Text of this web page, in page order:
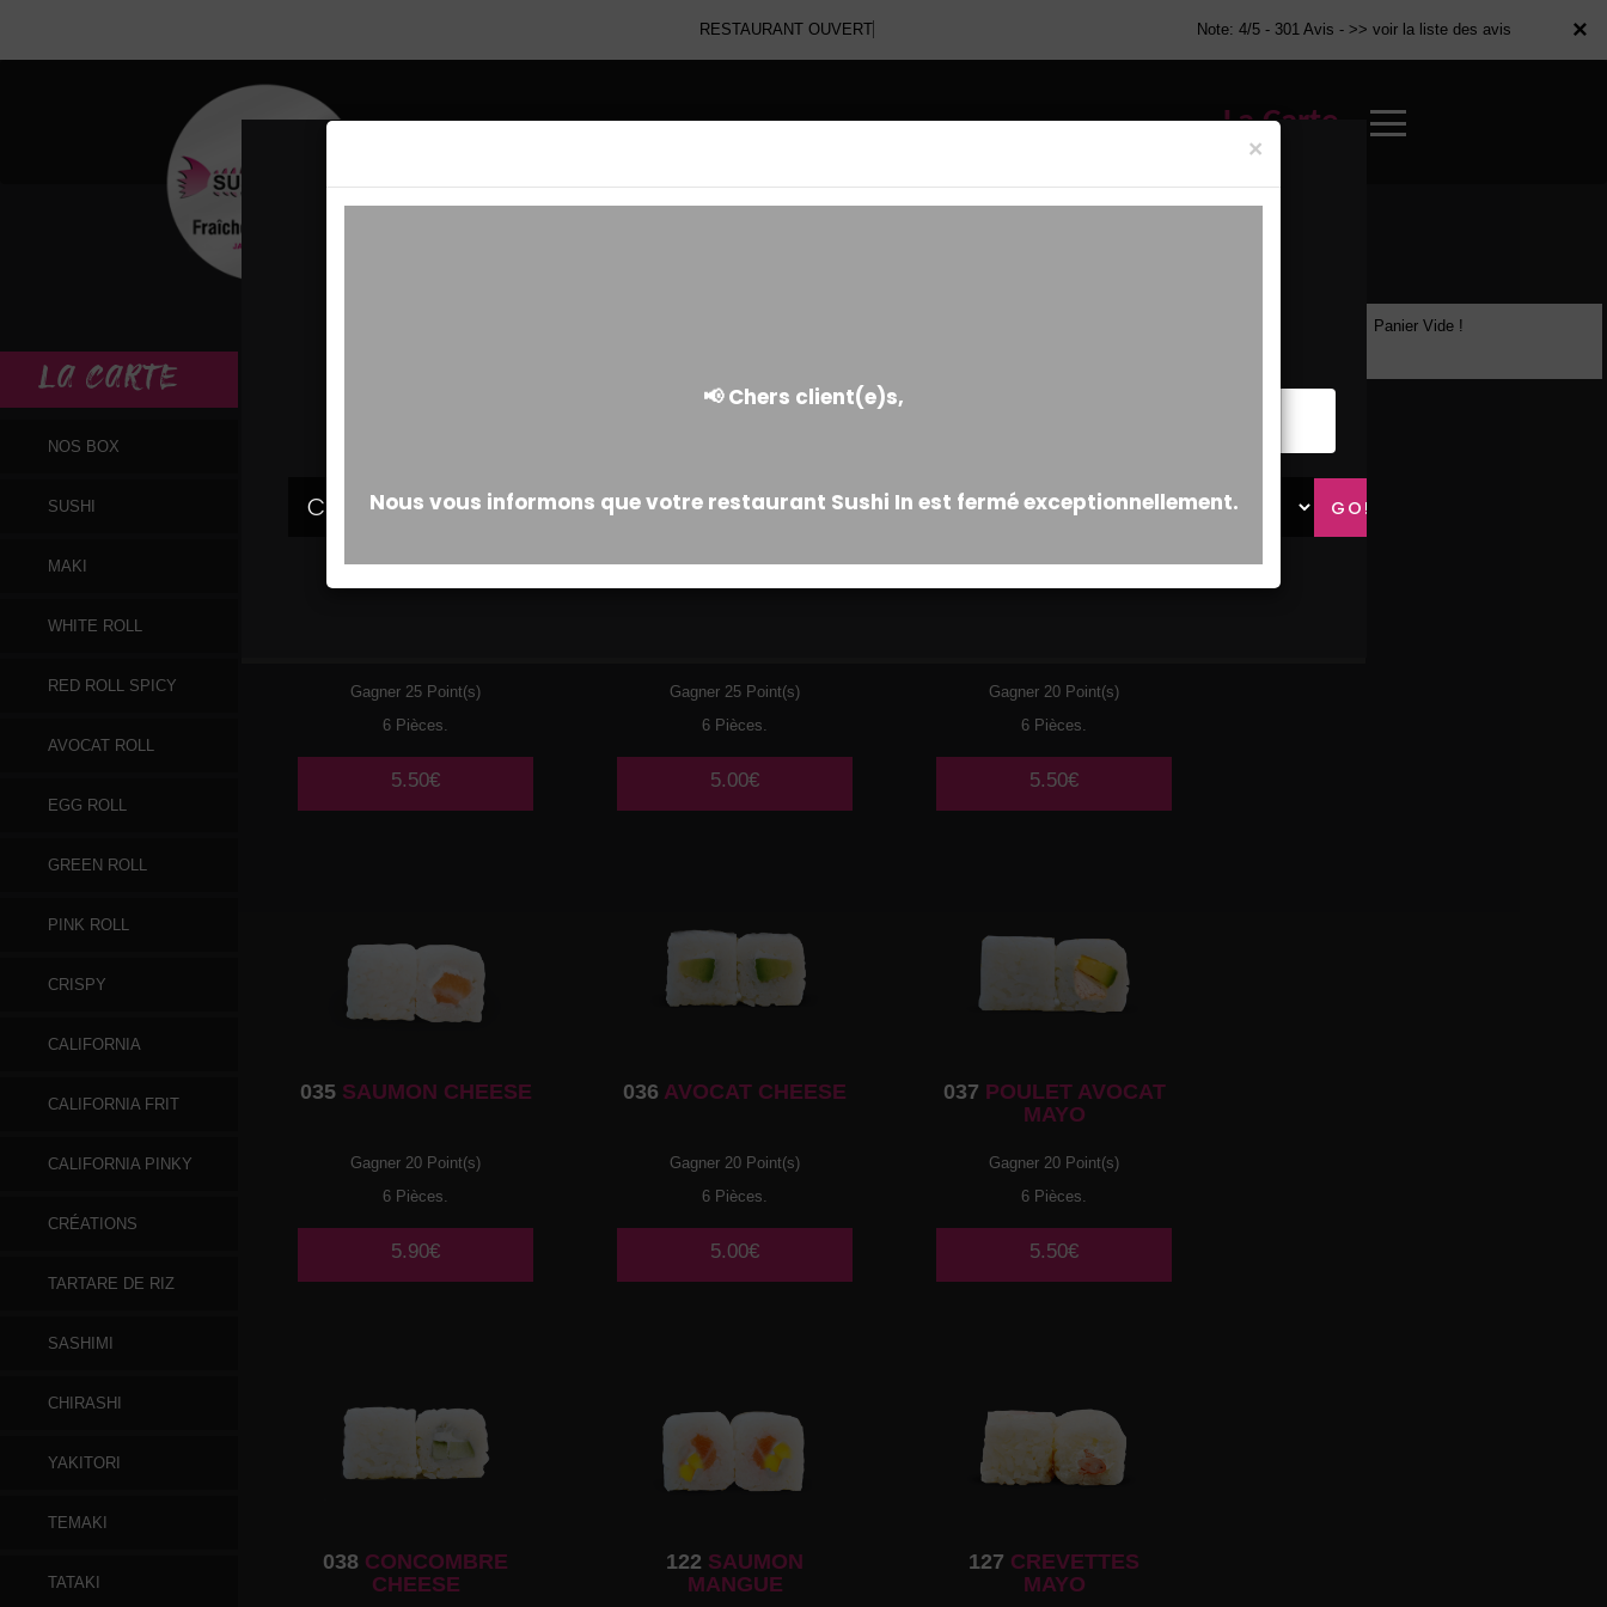
×
RESTAURANT OUVERT Note: 4/5 - 301 Avis - >> voir la liste des avis
La Carte
×
LA CARTE
NOS BOX
SUSHI
MAKI
WHITE ROLL
RED ROLL SPICY
AVOCAT ROLL
EGG ROLL
GREEN ROLL
PINK ROLL
CRISPY
CALIFORNIA
CALIFORNIA FRIT
CALIFORNIA PINKY
CRÉATIONS
TARTARE DE RIZ
SASHIMI
CHIRASHI
YAKITORI
TEMAKI
TATAKI
Gagner 25 Point(s)
6 Pièces.
5.50€
Gagner 25 Point(s)
6 Pièces.
5.00€
Gagner 20 Point(s)
6 Pièces.
5.50€
035SAUMON CHEESE
Gagner 20 Point(s)
6 Pièces.
5.90€
036 AVOCAT CHEESE
Gagner 20 Point(s)
6 Pièces.
5.00€
037 POULET AVOCAT
MAYO
Gagner 20 Point(s)
6 Pièces.
5.50€
038 CONCOMBRE
CHEESE
122 SAUMON
MANGUE
127 CREVETTES
MAYO
Panier Vide !
×